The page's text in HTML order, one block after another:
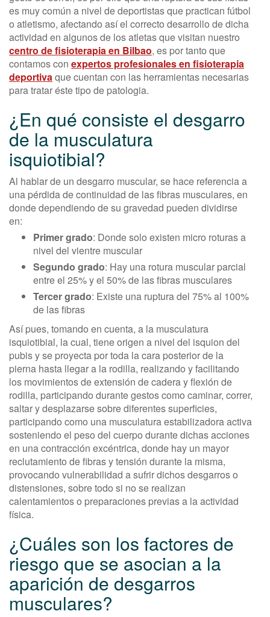
es muy común a nivel de deportistas que practican fútbol
o atletismo, afectando así el correcto desarrollo de dicha
actividad en algunos de los atletas que visitan nuestro
centro de fisioterapia en Bilbao, es por tanto que
contamos con expertos profesionales en fisioterapia
deportivaque cuentan con las herramientas necesarias
para tratar éste tipo de patologia.
¿En qué consiste el desgarro
de la musculatura
isquiotibial?
Al hablar de un desgarro muscular, se hace referencia a
una pérdida de continuidad de las fibras musculares, en
donde dependiendo de su gravedad pueden dividirse
en:
Primer grado: Donde solo existen micro roturas a
nivel del vientre muscular
Segundo grado: Hay una rotura muscular parcial
entre el 25% y el 50% de las fibras musculares
Tercer grado: Existe una ruptura del 75% al 100%
de las fibras
Así pues, tomando en cuenta, a la musculatura
isquiotibial, la cual, tiene origen a nivel del isquion del
pubis y se proyecta por toda la cara posterior de la
pierna hasta llegar a la rodilla, realizando y facilitando
los movimientos de extensión de cadera y flexión de
rodilla, participando durante gestos como caminar, correr,
saltar y desplazarse sobre diferentes superficies,
participando como una musculatura estabilizadora activa
sosteniendo el peso del cuerpo durante dichas acciones
en una contracción excéntrica, donde hay un mayor
reclutamiento de fibras y tensión durante la misma,
provocando vulnerabilidad a sufrir dichos desgarros o
distensiones, sobre todo si no se realizan
calentamientos o preparaciones previas a la actividad
física.
¿Cuáles son los factores de
riesgo que se asocian a la
aparición de desgarros
musculares?